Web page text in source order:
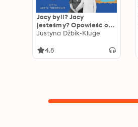
Jacy byli? Jacy
jesteśmy? Opowieść o
pamięci, miłości,
Justyna Dżbik-Kluge
4.8